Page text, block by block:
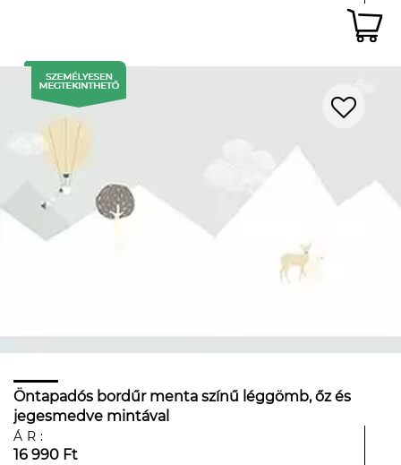
Öntapadós bordűr menta színű léggömb, őz és
jegesmedve mintával
ÁR:
16 990 Ft